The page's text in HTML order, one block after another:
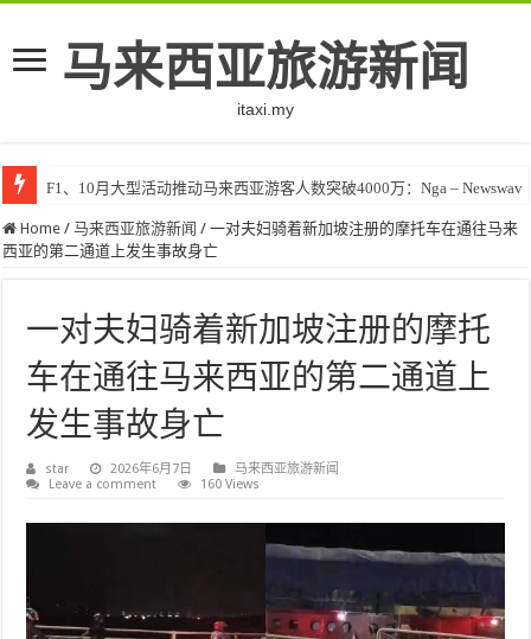
马来西亚旅游新闻
itaxi.my
F1、10月大型活动推动马来西亚游客人数突破4000万：Nga – Newswav
Home / 马来西亚旅游新闻 / 一对夫妇骑着新加坡注册的摩托车在通往马来
西亚的第二通道上发生事故身亡
一对夫妇骑着新加坡注册的摩托
车在通往马来西亚的第二通道上
发生事故身亡
star 2026年6月7日
马来西亚旅游新闻
Leave a comment
160 Views